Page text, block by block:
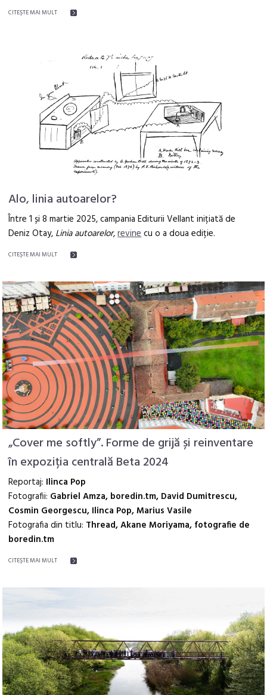
CITEŞTE MAI MULT
Alo, linia autoarelor?
Între 1 și 8 martie 2025, campania Editurii Vellant inițiată de
Deniz Otay, Linia autoarelor,revinecu o a doua ediție.
CITEŞTE MAI MULT
„Cover me softly”. Forme de grijă și reinventare
în expoziția centrală Beta 2024
Reportaj: Ilinca Pop
Fotografii: Gabriel Amza, boredin.tm, David Dumitrescu,
Cosmin Georgescu, Ilinca Pop, Marius Vasile
Fotografia din titlu: Thread, Akane Moriyama, fotografie de
boredin.tm
CITEŞTE MAI MULT